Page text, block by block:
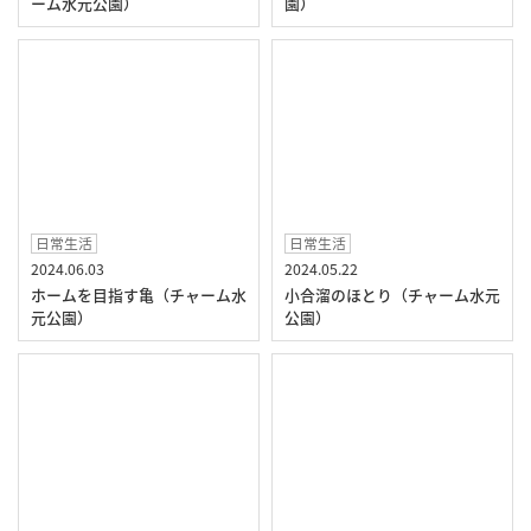
日常生活
2024.06.03
ホームを目指す亀（チャーム水
元公園）
日常生活
2024.05.22
小合溜のほとり（チャーム水元
公園）